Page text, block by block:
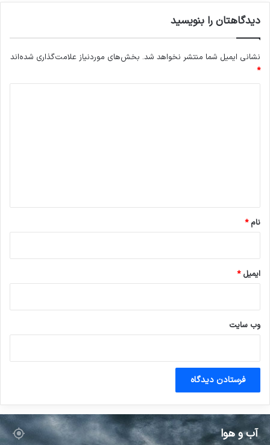
دیدگاهتان را بنویسید
نشانی ایمیل شما منتشر نخواهد شد. بخش‌های موردنیاز علامت‌گذاری شده‌اند
*
نام*
ایمیل*
وب‌ سایت
آب و هوا